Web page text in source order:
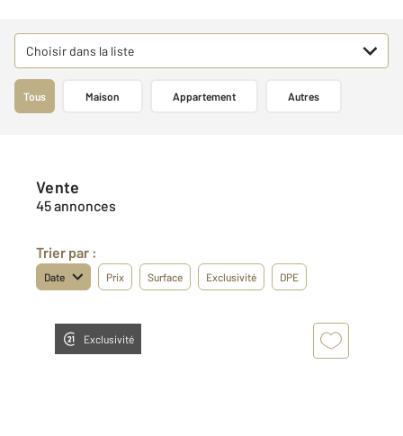
Choisir dans la liste
Tous Maison Appartement Autres
Vente
45 annonces
Trier par :
Date Prix Surface Exclusivité DPE
Exclusivité